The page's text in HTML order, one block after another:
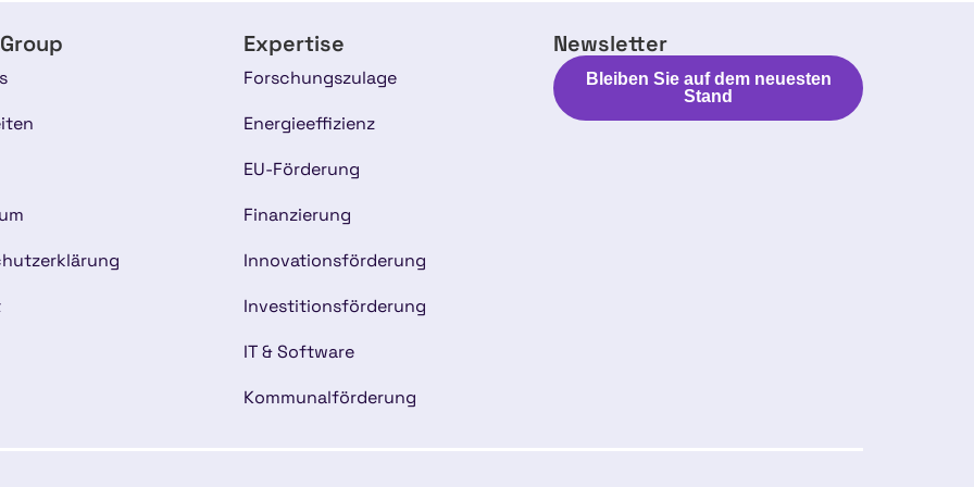
Expertise
Forschungszulage
Energieeffizienz
EU-Förderung
Finanzierung
Innovationsförderung
Investitionsförderung
IT & Software
Kommunalförderung
Newsletter
Bleiben Sie auf dem neuesten
Stand